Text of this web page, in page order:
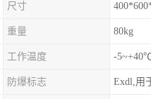
尺寸
重量 80kg
工作温度 -
防爆标志 Exdl,用